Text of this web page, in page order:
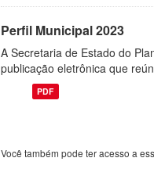
Perfil Municipal 2023
A Secretaria de Estado do
publicação eletrônica que
PDF
Você também pode ter acesso a